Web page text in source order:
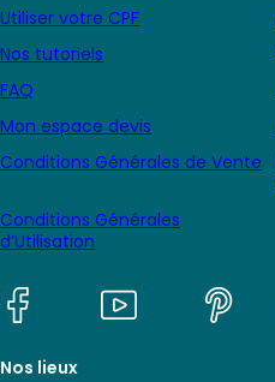
Utiliser votre CPF
Nos tutoriels
FAQ
Mon espace devis
Conditions Générales de Vente
Conditions Générales
d’Utilisation
Nos lieux